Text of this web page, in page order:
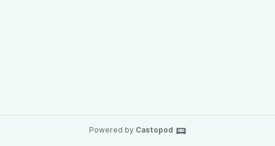
Powered by Castopod